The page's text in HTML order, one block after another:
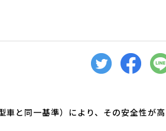
と同一基準）により、その安全性が高